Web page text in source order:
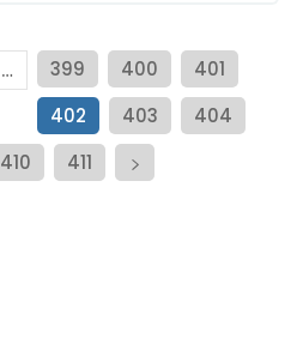
… 399 400
401
402
403
404
410 411